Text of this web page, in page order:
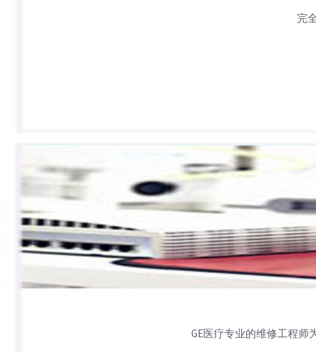
完
GE医疗专业的维修工程